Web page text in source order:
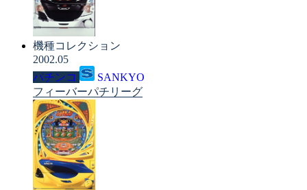
機種コレクション
2002.05
パチンコ
SANKYO
フィーバーパチリーグ